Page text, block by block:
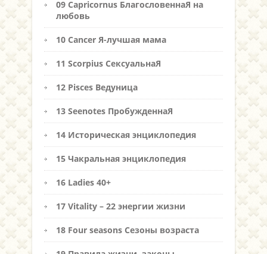
09 Capricornus БлагословеннаЯ на
любовь
10 Cancer Я-лучшая мама
11 Scorpius СексуальнаЯ
12 Pisces Ведуница
13 Seenotes ПробужденнаЯ
14 Историческая энциклопедия
15 Чакральная энциклопедия
16 Ladies 40+
17 Vitality – 22 энергии жизни
18 Four seasons Сезоны возраста